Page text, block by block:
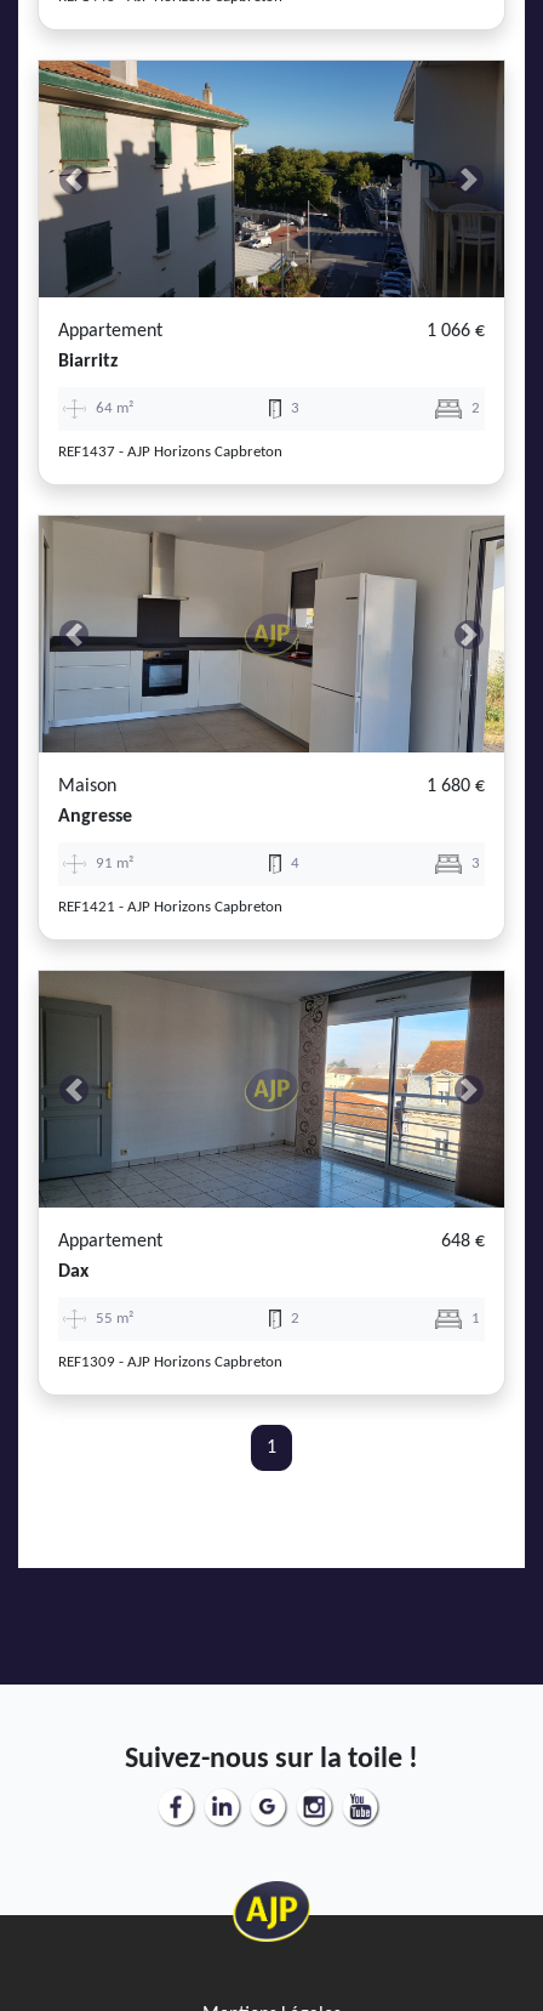
Previous Next
Appartement
1 066 €
Biarritz
64 m² 3 2
REF1437 - AJP Horizons Capbreton
Previous Next
Maison
1 680 €
Angresse
91 m² 4 3
REF1421 - AJP Horizons Capbreton
Previous Next
Appartement
648 €
Dax
55 m² 2 1
REF1309 - AJP Horizons Capbreton
1
Suivez-nous sur la toile !